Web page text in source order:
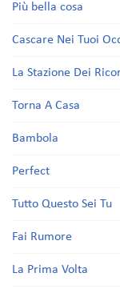
Più bella cosa
Cascare Nei Tuoi
La Stazione Dei
Torna A Casa
Bambola
Perfect
Tutto Questo Sei Tu
Fai Rumore
La Prima Volta